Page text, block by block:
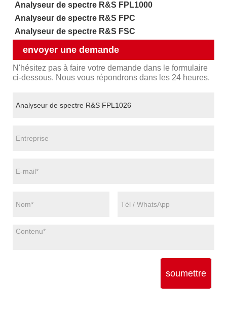
Analyseur de spectre R&S FPL1000
Analyseur de spectre R&S FPC
Analyseur de spectre R&S FSC
envoyer une demande
N'hésitez pas à faire votre demande dans le formulaire
ci-dessous. Nous vous répondrons dans les 24 heures.
soumettre